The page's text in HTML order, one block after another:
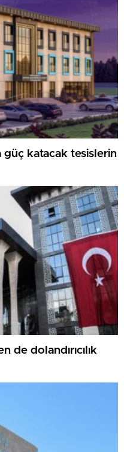
güç katacak tesislerin
de dolandırıcılık